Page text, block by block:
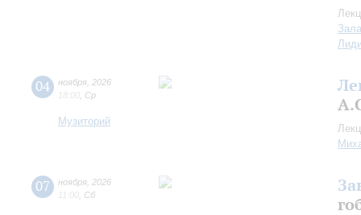
04 ноября 2026
18:00 Ср
Музиторий
07 ноября 2026
11:00 Сб